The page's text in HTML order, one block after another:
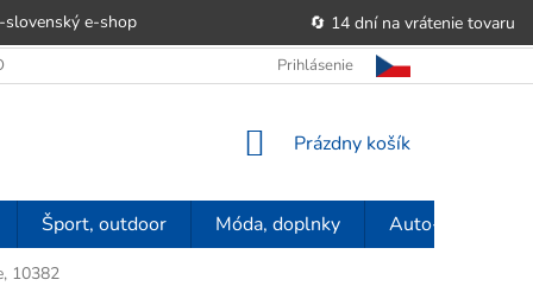
slovenský e‑shop
🔄 14 dní na vrátenie tovaru
OBCHODNÉ PODMIENKY POUČENIE O PRÁVE
Prihlásenie
NÁKUPNÝ
Prázdny košík
Šport, outdoor Móda, doplnky Auto-moto
10382